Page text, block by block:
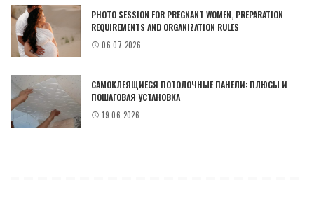
PHOTO SESSION FOR PREGNANT WOMEN, PREPARATION
REQUIREMENTS AND ORGANIZATION RULES
06.07.2026
САМОКЛЕЯЩИЕСЯ ПОТОЛОЧНЫЕ ПАНЕЛИ: ПЛЮСЫ И
ПОШАГОВАЯ УСТАНОВКА
19.06.2026